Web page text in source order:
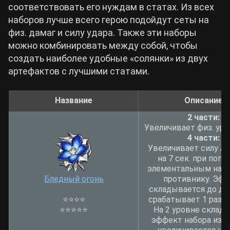
соответствовать его нуждам в статах. Из всех
наборов лучше всего герою подойдут сеты на
физ. дамаг и силу удара. Также эти наборы
можно комбинировать между собой, чтобы
создать наиболее удобные «солянки» из двух
артефактов с лучшими статами.
Название Описание
Бледный огонь
⭐⭐⭐⭐
⭐⭐⭐⭐⭐
2 части:
Увеличивает физ.
4 части:
Увеличивает силу
на 7 сек. при
элементальным
противнику.
складывается до
срабатывает 1 раз в
На 2 уровне
эффект набора из